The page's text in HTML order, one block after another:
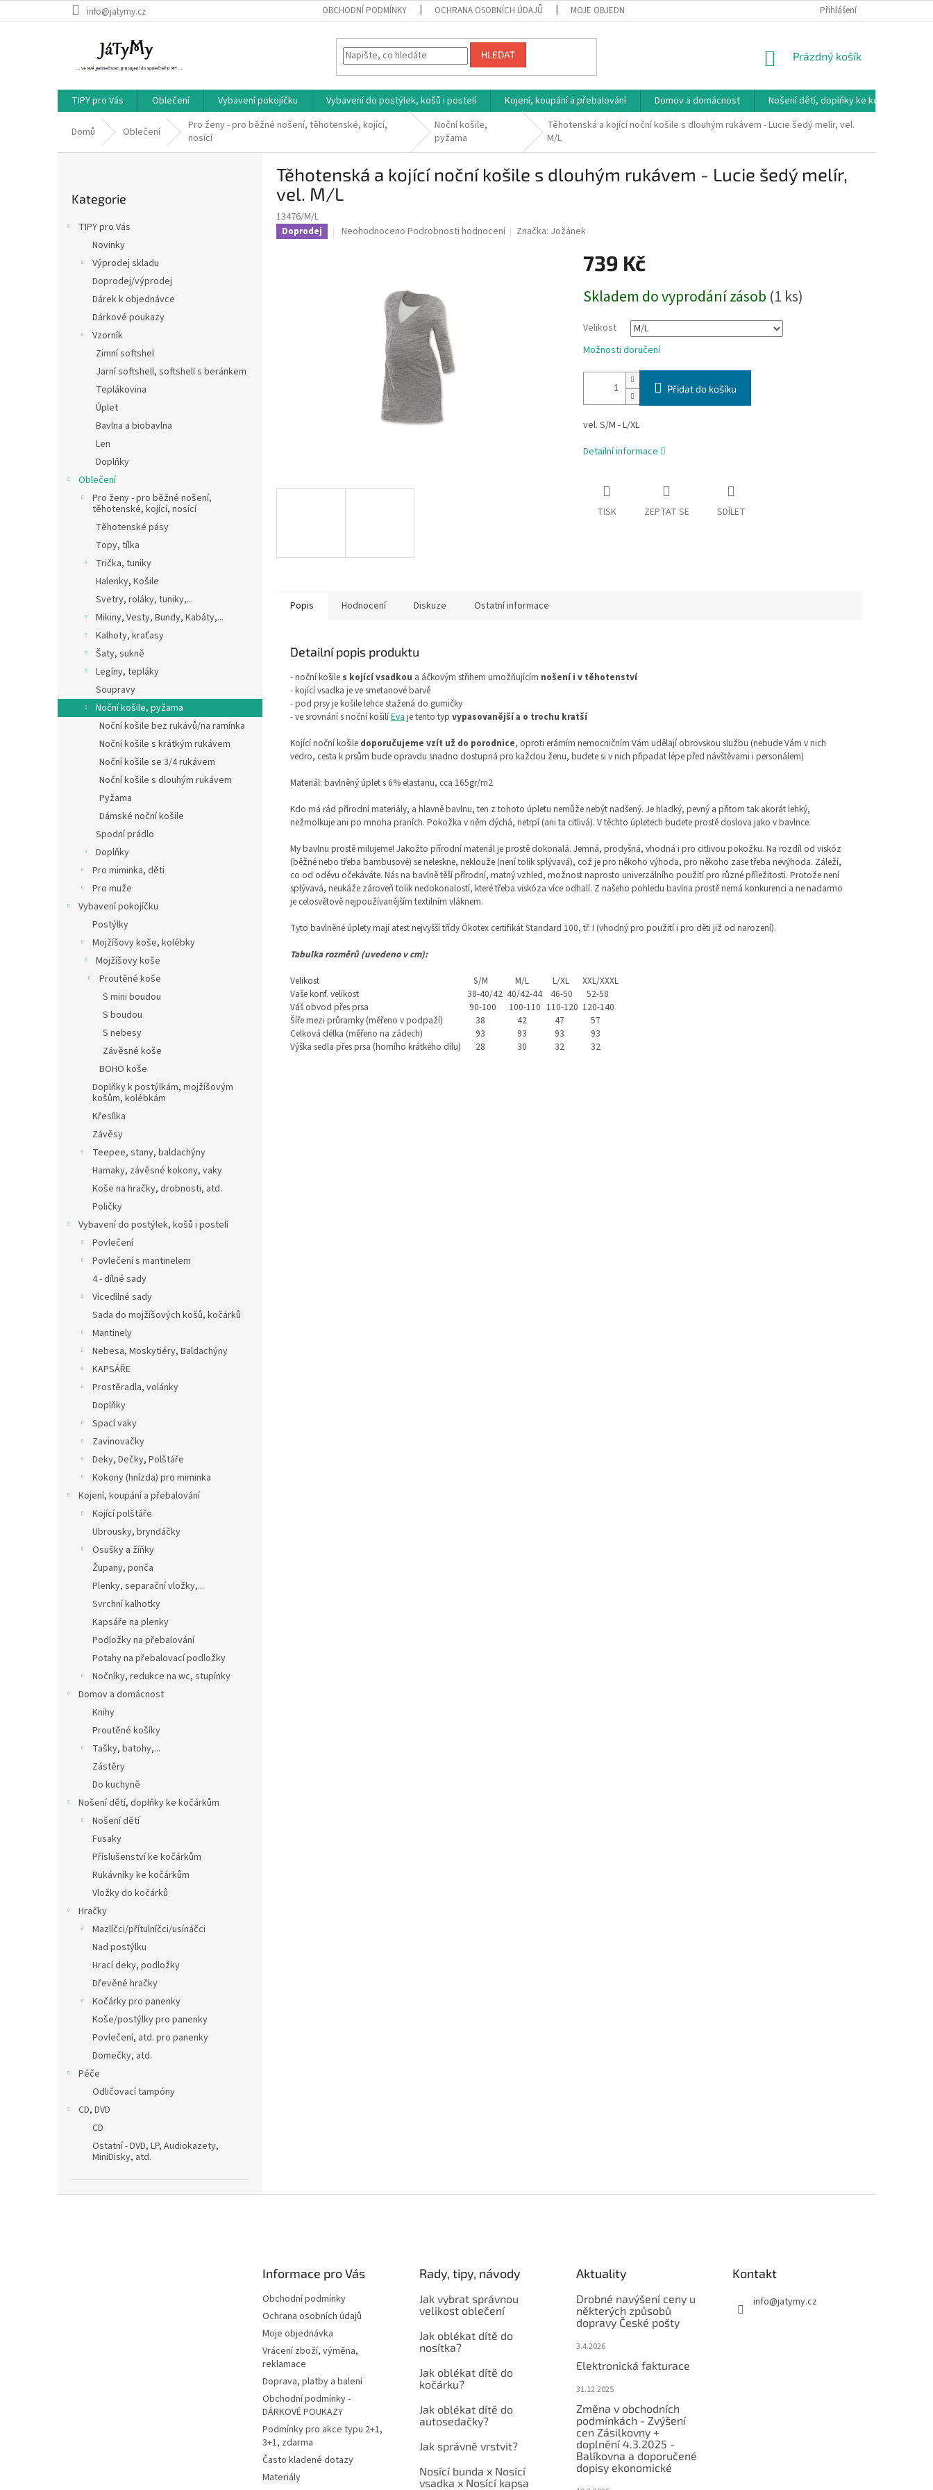
na
info@jatymy.cz OBCHODNÍ PODMÍNKY OCHRANA OSOBNÍCH ÚDAJŮ MOJE OBJEDNÁVKA DOPRAVA, PLATBY A
Přihlášení
HLEDAT
NÁKUPNÍ
Prázdný košík
TIPY pro Vás Oblečení Vybavení pokojíčku Vybavení do postýlek, košů i postelí Kojení, koupání a přebalování Domov a domácnost Nošení dětí, doplňky ke kočárkům
Domů Oblečení
Pro ženy - pro běžné nošení, těhotenské, kojící,
nosící
Noční košile,
pyžama
Těhotenská a kojící noční košile s dlouhým rukávem - Lucie šedý melír, vel.
M/L
kategorie
Kategorie
TIPY pro Vás
Novinky
Výprodej skladu
Doprodej/výprodej
Dárek k objednávce
Dárkové poukazy
Vzorník
Zimní softshel
Jarní softshell, softshell s beránkem
Teplákovina
Úplet
Bavlna a biobavlna
Len
Doplňky
Oblečení
Pro ženy - pro běžné nošení,
těhotenské, kojící, nosící
Těhotenské pásy
Topy, tílka
Trička, tuniky
Halenky, Košile
Svetry, roláky, tuniky,...
Mikiny, Vesty, Bundy, Kabáty,...
Kalhoty, kraťasy
Šaty, sukně
Legíny, tepláky
Soupravy
Noční košile, pyžama
Noční košile bez rukávů/na ramínka
Noční košile s krátkým rukávem
Noční košile se 3/4 rukávem
Noční košile s dlouhým rukávem
Pyžama
Dámské noční košile
Spodní prádlo
Doplňky
Pro miminka, děti
Pro muže
Vybavení pokojíčku
Postýlky
Mojžíšovy koše, kolébky
Mojžíšovy koše
Proutěné koše
S mini boudou
S boudou
S nebesy
Závěsné koše
BOHO koše
Doplňky k postýlkám, mojžíšovým
košům, kolébkám
Křesílka
Závěsy
Teepee, stany, baldachýny
Hamaky, závěsné kokony, vaky
Koše na hračky, drobnosti, atd.
Poličky
Vybavení do postýlek, košů i postelí
Povlečení
Povlečení s mantinelem
4 - dílné sady
Vícedílné sady
Sada do mojžíšových košů, kočárků
Mantinely
Nebesa, Moskytiéry, Baldachýny
KAPSÁŘE
Prostěradla, volánky
Doplňky
Spací vaky
Zavinovačky
Deky, Dečky, Polštáře
Kokony (hnízda) pro miminka
Kojení, koupání a přebalování
Kojící polštáře
Ubrousky, bryndáčky
Osušky a žíňky
Župany, ponča
Plenky, separační vložky,...
Svrchní kalhotky
Kapsáře na plenky
Podložky na přebalování
Potahy na přebalovací podložky
Nočníky, redukce na wc, stupínky
Domov a domácnost
Knihy
Proutěné košíky
Tašky, batohy,...
Zástěry
Do kuchyně
Nošení dětí, doplňky ke kočárkům
Nošení dětí
Fusaky
Příslušenství ke kočárkům
Rukávníky ke kočárkům
Vložky do kočárků
Hračky
Mazlíčci/přítulníčci/usínáčci
Nad postýlku
Hrací deky, podložky
Dřevěné hračky
Kočárky pro panenky
Koše/postýlky pro panenky
Povlečení, atd. pro panenky
Domečky, atd.
Péče
Odličovací tampóny
CD, DVD
CD
Ostatní - DVD, LP, Audiokazety,
MiniDisky, atd.
Těhotenská a kojící noční košile s dlouhým rukávem - Lucie šedý melír,
vel. M/L
13476/M/L
Doprodej
Průměrné
hvězdiček.
Neohodnoceno Podrobnosti hodnocení Značka: Jožánek
739 Kč
cena:
Skladem do vyprodání zásob (1 ks)
Velikost
Možnosti doručení
Přidat do košíku
vel. S/M - L/XL
Detailní informace
TISK ZEPTAT SE SDÍLET
Popis Hodnocení Diskuze Ostatní informace
Detailní popis produktu
- noční košile s kojící vsadkou a áčkovým střihem umožňujícím nošení i v těhotenství
- kojící vsadka je ve smetanové barvě
- pod prsy je košile lehce stažená do gumičky
- ve srovnání s noční košilíEva je tento typ vypasovanější a o trochu kratší
Kojící noční košile doporučujeme vzít už do porodnice, oproti erárním nemocničním Vám udělají obrovskou službu (nebude Vám v nich
vedro, cesta k prsům bude opravdu snadno dostupná pro každou ženu, budete si v nich připadat lépe před návštěvami i personálem)
Materiál: bavlněný úplet s 6% elastanu, cca 165gr/m2
Kdo má rád přírodní materiály, a hlavně bavlnu, ten z tohoto úpletu nemůže nebýt nadšený. Je hladký, pevný a přitom tak akorát lehký,
nežmolkuje ani po mnoha praních. Pokožka v něm dýchá, netrpí (ani ta citlivá). V těchto úpletech budete prostě doslova jako v bavlnce.
My bavlnu prostě milujeme! Jakožto přírodní materiál je prostě dokonalá. Jemná, prodyšná, vhodná i pro citlivou pokožku. Na rozdíl od viskóz
(běžné nebo třeba bambusové) se neleskne, neklouže (není tolik splývavá), což je pro někoho výhoda, pro někoho zase třeba nevýhoda. Záleží,
co od oděvu očekáváte. Nás na bavlně těší přírodní, matný vzhled, možnost naprosto univerzálního použití pro různé příležitosti. Protože není
splývavá, neukáže zároveň tolik nedokonalostí, které třeba viskóza více odhalí. Z našeho pohledu bavlna prostě nemá konkurenci a ne nadarmo
je celosvětově nejpoužívanějším textilním vláknem.
Tyto bavlněné úplety mají atest nejvyšší třídy Ökotex certifikát Standard 100, tř. I (vhodný pro použití i pro děti již od narození).
Tabulka rozměrů (uvedeno v cm):
Velikost
S/M M/L L/XL
XXL/XXXL
Vaše konf. velikost
38-40/42 40/42-44 46-50
52-58
Váš obvod přes prsa
90-100 100-110 110-120 120-140
Šíře mezi průramky (měřeno v podpaží)
38 42 47
57
Celková délka (měřeno na zádech)
93 93 93
93
Výška sedla přes prsa (horního krátkého dílu)
28 30 32 32
Informace pro Vás
Obchodní podmínky
Ochrana osobních údajů
Moje objednávka
Vrácení zboží, výměna,
reklamace
Doprava, platby a balení
Obchodní podmínky -
DÁRKOVÉ POUKAZY
Podmínky pro akce typu 2+1,
3+1, zdarma
Často kladené dotazy
Materiály
Rady, tipy, návody
Jak vybrat správnou
velikost oblečení
Jak oblékat dítě do
nosítka?
Jak oblékat dítě do
kočárku?
Jak oblékat dítě do
autosedačky?
Jak správně vrstvit?
Nosící bunda x Nosící
vsadka x Nosící kapsa
Aktuality
Drobné navýšení ceny u
některých způsobů
dopravy České pošty
3.4.2026
Elektronická fakturace
31.12.2025
Změna v obchodních
podmínkách - Zvýšení
cen Zásilkovny +
doplnění 4.3.2025 -
Balíkovna a doporučené
dopisy ekonomické
Kontakt
info@jatymy.cz